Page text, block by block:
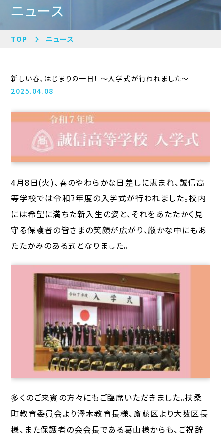
ニュース
TOP ニュース
新しい春、はじまりの一日！ 〜入学式が行われました〜
2025.04.08
4月8日(火)、春のやわらかな日差しに恵まれ、誠信高
等学校では令和7年度の入学式が行われました。校内
には希望に満ちた新入生の姿と、それをあたたかく見
守る保護者の皆さまの笑顔が広がり、厳かな中にもあ
たたかみのある式となりました。
多くのご来賓の方々にもご臨席いただきました。扶桑
町教育委員会より澤木教育長様、斎藤区より大薮区長
様、また保護者の会会長である葛山様からも、ご祝辞